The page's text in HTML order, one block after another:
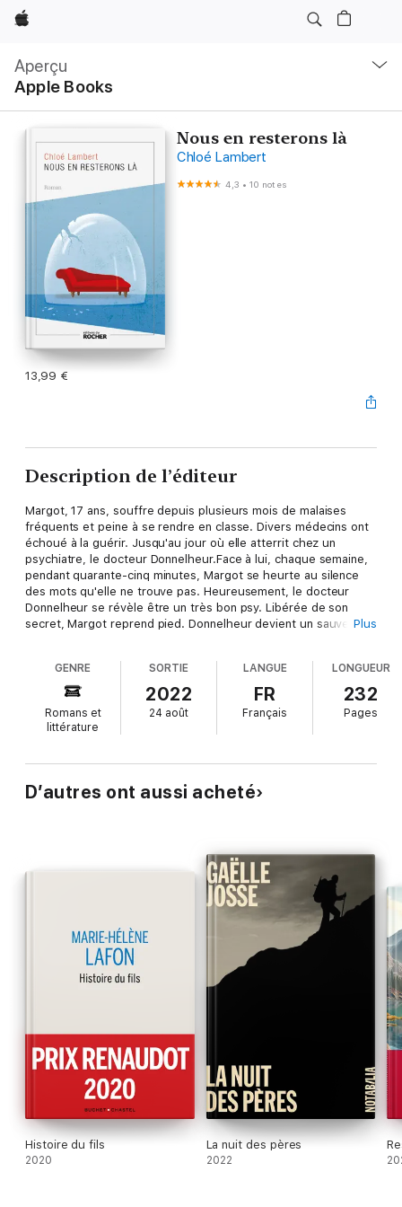
Apple
Aperçu
Apple Books
locale
Ouvrir
menu
Nous en resterons là
Chloé Lambert
4,3 •10 notes
13,99 €
Description de l’éditeur
Margot, 17 ans, souffre depuis plusieurs mois de malaises
fréquents et peine à se rendre en classe. Divers médecins ont
échoué à la guérir. Jusqu'au jour où elle atterrit chez un
psychiatre, le docteur Donnelheur.Face à lui, chaque semaine,
pendant quarante-cinq minutes, Margot se heurte au silence
des mots qu'elle ne trouve pas. Heureusement, le docteur
Donnelheur se révèle être un très bon psy. Libérée de son
secret, Margot reprend pied. Donnelheur devient un sauveur,
colérique. Le sauveur serait-il devenu dangereux ? Jusqu'où
les règles du cadre analytique seront-elles enfreintes ? Margot
parviendra-t-elle à se libérer du piège qui se referme ? À
moins que le sujet d'étude ne soit pas celui que l'on croit...
est actrice et auteur dramatique, lauréate du
en 2012. Quatre ans plus tard,La Médiation, qu'elle a créée,
est deux fois nommée aux Molières. En 2019, elle a mis en
scèneLe Misanthrope.
Plus
GENRE
Romans et
littérature
SORTIE
2022
24 août
LANGUE
FR
Français
LONGUEUR
232
Pages
D’autres ont aussi acheté
Histoire du fils
2020
La nuit des pères
2022